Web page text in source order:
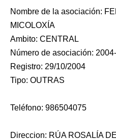
Nombre de la asociación:
MICOLOXÍA
Ambito: CENTRAL
Número de asociación:
Registro: 29/10/2004
Tipo: OUTRAS
Teléfono: 986504075
Direccion: RÚA ROSALÍA